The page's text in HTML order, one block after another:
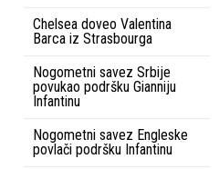
Chelsea doveo Valentina
Barca iz Strasbourga
Nogometni savez Srbije
povukao podršku Gianniju
Infantinu
Nogometni savez Engleske
povlači podršku Infantinu